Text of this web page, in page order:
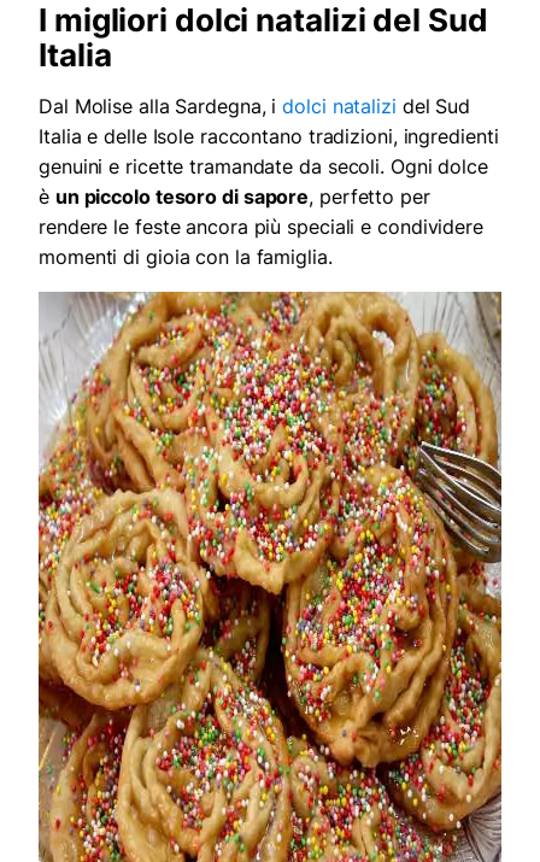
I migliori dolci natalizi del Sud
Italia
Dal Molise alla Sardegna, idolci natalizi del Sud
Italia e delle Isole raccontano tradizioni, ingredienti
genuini e ricette tramandate da secoli. Ogni dolce
è un piccolo tesoro di sapore, perfetto per
rendere le feste ancora più speciali e condividere
momenti di gioia con la famiglia.